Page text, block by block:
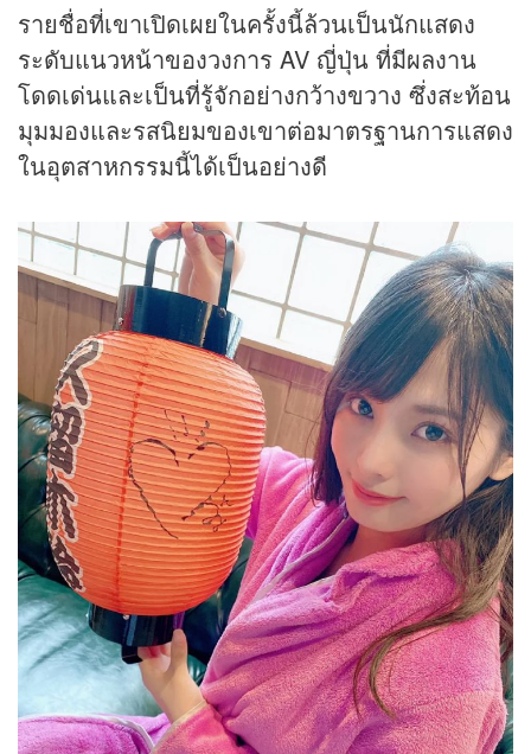
รายชื่อที่เขาเปิดเผยในครั้งนี้ล้วนเป็นนักแสดง
ระดับแนวหน้าของวงการ AV ญี่ปุ่น ที่มีผลงาน
โดดเด่นและเป็นที่รู้จักอย่างกว้างขวาง ซึ่งสะท้อน
มุมมองและรสนิยมของเขาต่อมาตรฐานการแสดง
ในอุตสาหกรรมนี้ได้เป็นอย่างดี